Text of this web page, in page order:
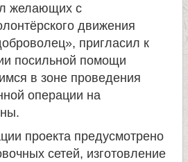
желающих с
движения
пригласил к
посильной помощи
в зоне проведения
операции на
проекта предусмотрено
сетей, изготовление